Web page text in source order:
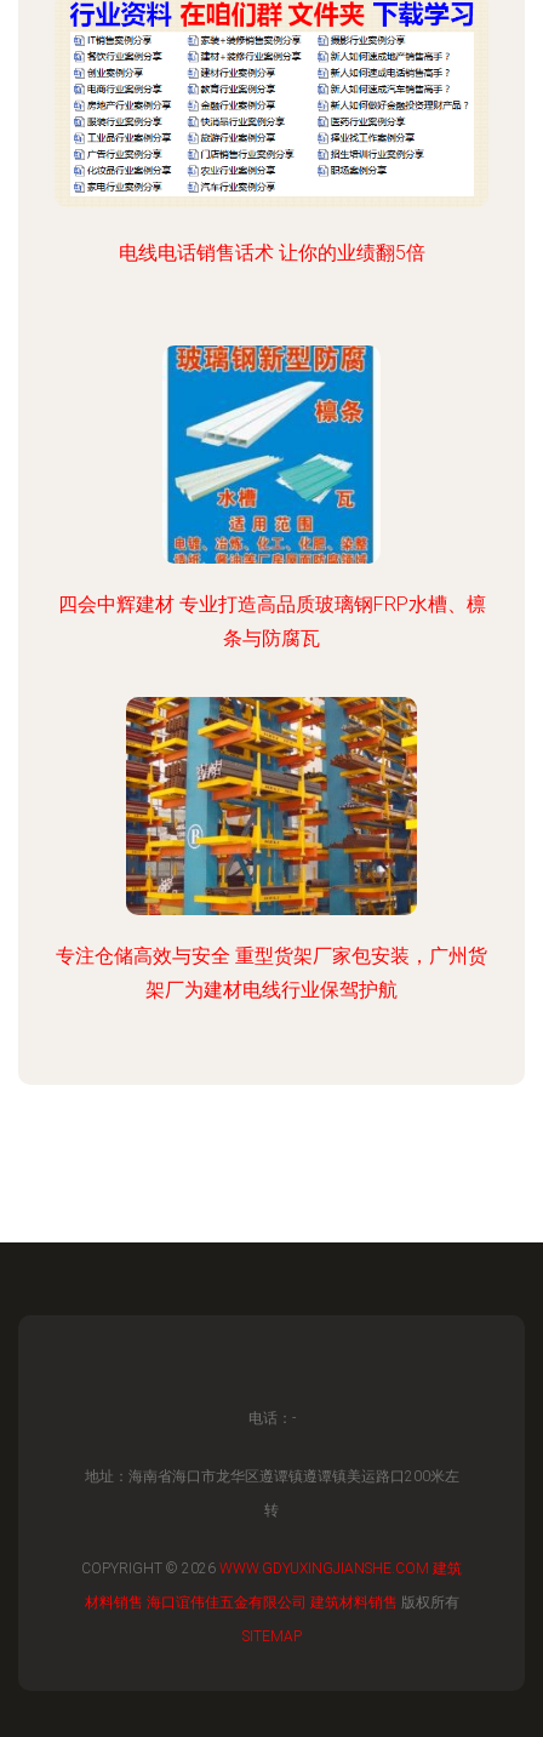
电线电话销售话术 让你的业绩翻5倍
四会中辉建材 专业打造高品质玻璃钢FRP水槽、檩
条与防腐瓦
专注仓储高效与安全 重型货架厂家包安装，广州货
架厂为建材电线行业保驾护航
电话：-
地址：海南省海口市龙华区遵谭镇遵谭镇美运路口200米左
转
COPYRIGHT © 2026 WWW.GDYUXINGJIANSHE.COM 建筑
材料销售 海口谊伟佳五金有限公司 建筑材料销售 版权所有
SITEMAP